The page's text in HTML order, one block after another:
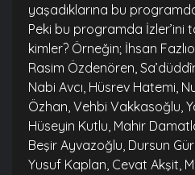
yaşadıklarına bu
Peki bu programda İzler’ini
kimler? Örneğin; İhsan
Rasim Özdenören,
Nabi Avcı, Hüsrev Hatemi,
Özhan, Vehbi Vakkasoğlu,
Hüseyin Kutlu, Mahir
Beşir Ayvazoğlu, Dursun
Yusuf Kaplan, Cevat Akşit,